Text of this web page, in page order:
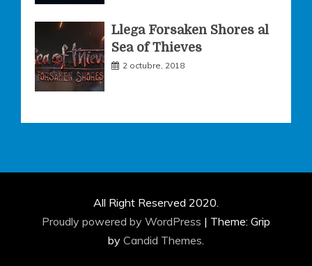
Llega Forsaken Shores al
Sea of Thieves
2 octubre, 2018
All Right Reserved 2020.
Proudly powered by WordPress | Theme: Grip
by Candid Themes